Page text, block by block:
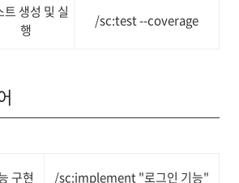
트 생성 및 실
행
/sc:test --coverage
구현 /sc:implement "로그인 기능"